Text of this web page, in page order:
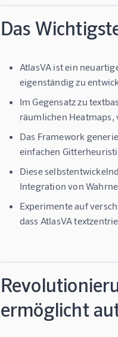
Das
AtlasVA ist ein
eigenständig zu
Im Gegensatz zu
räumlichen Heatmaps,
Das Framework
einfachen
Diese
Integration von
Experimente auf
dass AtlasVA
ermöglicht